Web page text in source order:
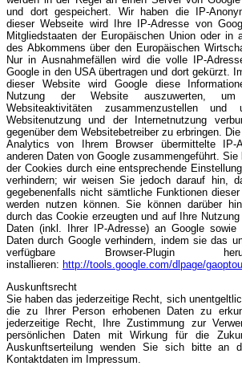
und dort gespeichert. Wir haben die IP-
dieser Webseite wird Ihre IP-Adresse von
Mitgliedstaaten der Europäischen Union oder in
des Abkommens über den Europäischen
Nur in Ausnahmefällen wird die volle IP-
Google in den USA übertragen und dort gekürzt.
dieser Website wird Google diese
Nutzung der Website auszuwerten,
Websiteaktivitäten zusammenzustellen
Websitenutzung und der Internetnutzung
gegenüber dem Websitebetreiber zu erbringen.
Analytics von Ihrem Browser übermittelte
anderen Daten von Google zusammengeführt.
der Cookies durch eine entsprechende
verhindern; wir weisen Sie jedoch darauf hin,
gegebenenfalls nicht sämtliche Funktionen
werden nutzen können. Sie können darüber
durch das Cookie erzeugten und auf Ihre
Daten (inkl. Ihrer IP-Adresse) an Google sowie
Daten durch Google verhindern, indem sie das
verfügbare Browser-Plugin
installieren: http://tools.google.com/dlpage/
Auskunftsrecht
Sie haben das jederzeitige Recht, sich
die zu Ihrer Person erhobenen Daten zu
jederzeitige Recht, Ihre Zustimmung zur
persönlichen Daten mit Wirkung für die
Auskunftserteilung wenden Sie sich bitte an
Kontaktdaten im Impressum.